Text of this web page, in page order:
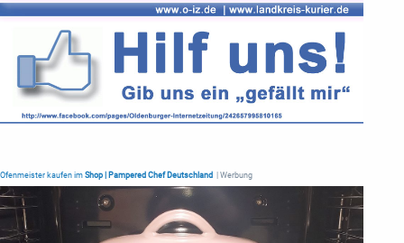
Ofenmeister kaufen im Shop | Pampered Chef Deutschland | Werbung